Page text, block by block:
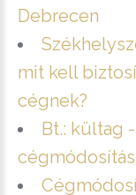
Debrecen
mit kell
cégnek?
Bt.: kültag
cégmódosítás